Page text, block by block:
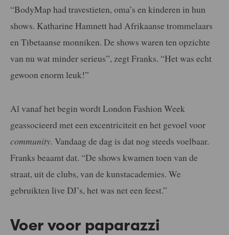
“BodyMap had travestieten, oma’s en kinderen in hun
shows. Katharine Hamnett had Afrikaanse trommelaars
en Tibetaanse monniken. De shows waren ten opzichte
van nu wat minder serieus”, zegt Franks. “Het was echt
gewoon enorm leuk!”
Al vanaf het begin wordt London Fashion Week
geassocieerd met een excentriciteit en het gevoel voor
community. Vandaag de dag is dat nog steeds voelbaar.
Franks beaamt dat. “De shows kwamen toen van de
straat, uit de clubs, van de kunstacademies. We
gebruikten live DJ’s, het was net een feest.”
Voer voor paparazzi